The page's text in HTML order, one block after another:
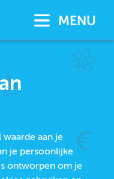
MENU
aan je
je persoonlijke
ontworpen om je